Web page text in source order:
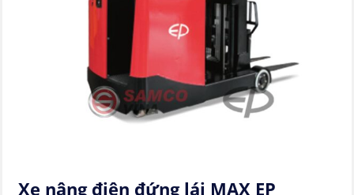
Xe nâng điện đứng lái MAX EP